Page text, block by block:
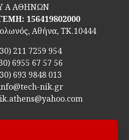
Α ΑΘΗΝΩΝ
156419802000
Αθήνα, ΤΚ.10444
211 7259 954
6955 67 57 56
693 9848 013
nik.gr